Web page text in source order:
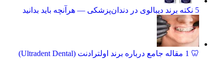
5 نکته برند دیبالوی در دندان‌پزشکی — هرآنچه باید بدانید
🦷 1 مقاله جامع درباره برند اولترادنت (Ultradent Dental)